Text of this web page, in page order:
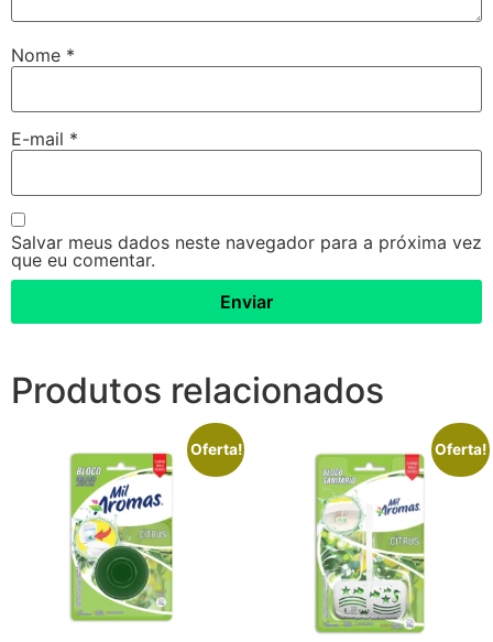
Nome *
E-mail *
Salvar meus dados neste navegador para a próxima vez
que eu comentar.
Produtos relacionados
Oferta! Oferta!